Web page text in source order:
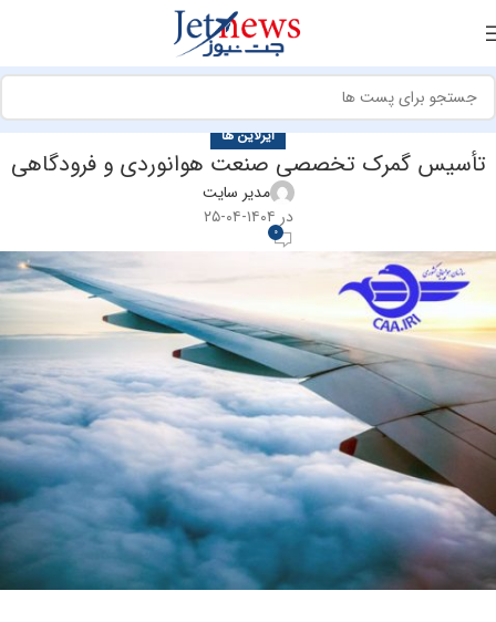
ایرلاین ها
تأسیس گمرک تخصصی صنعت هوانوردی و فرودگاهی
مدیر سایت
در ۱۴۰۴-۰۴-۲۵
0